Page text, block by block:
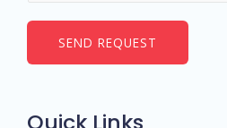
e
SEND REQUEST
Quick Links